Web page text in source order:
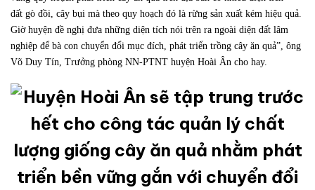
đất gò đồi, cây bụi mà theo quy hoạch đó là rừng sản xuất kém hiệu quả.
Giờ huyện đề nghị đưa những diện tích nói trên ra ngoài diện đất lâm
nghiệp để bà con chuyển đổi mục đích, phát triển trồng cây ăn quả”, ông
Võ Duy Tín, Trưởng phòng NN-PTNT huyện Hoài Ân cho hay.